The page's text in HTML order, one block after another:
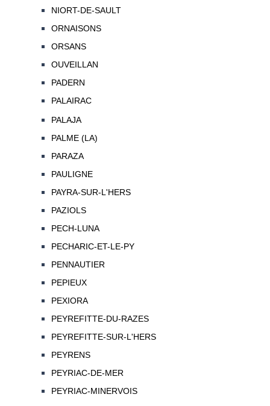
NIORT-DE-SAULT
ORNAISONS
ORSANS
OUVEILLAN
PADERN
PALAIRAC
PALAJA
PALME (LA)
PARAZA
PAULIGNE
PAYRA-SUR-L'HERS
PAZIOLS
PECH-LUNA
PECHARIC-ET-LE-PY
PENNAUTIER
PEPIEUX
PEXIORA
PEYREFITTE-DU-RAZES
PEYREFITTE-SUR-L'HERS
PEYRENS
PEYRIAC-DE-MER
PEYRIAC-MINERVOIS